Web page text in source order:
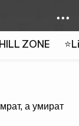
ZONE
а умират